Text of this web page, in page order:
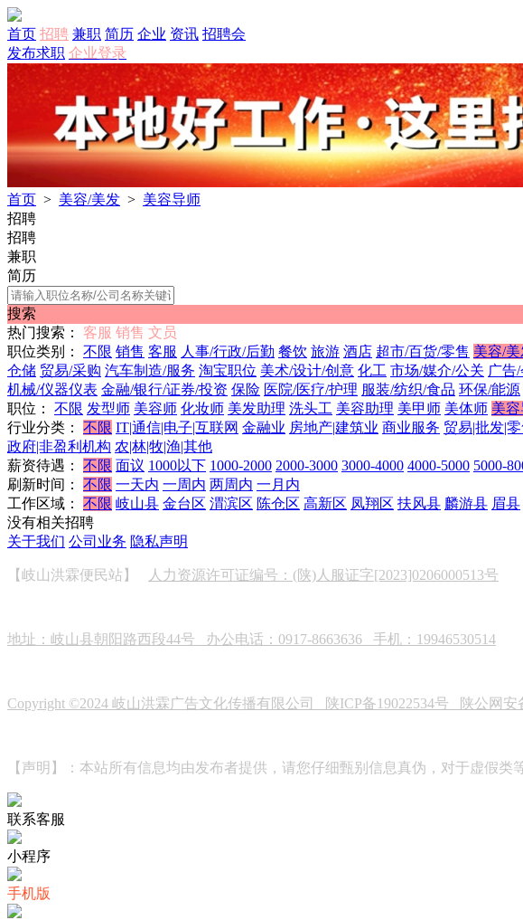
首页 招聘 兼职 简历 企业 资讯 招聘会
发布求职 企业登录
首页 > 美容/美发 > 美容导师
招聘
招聘
兼职
简历
搜索
热门搜索：
客服 销售 文员
职位类别：
不限 销售 客服 人事/行政/后勤 餐饮 旅游 酒店 超市/百货/零售 美容/
仓储 贸易/采购 汽车制造/服务 淘宝职位 美术/设计/创意 化工 市场/媒介/公关 广告
机械/仪器仪表 金融/银行/证券/投资 保险 医院/医疗/护理 服装/纺织/食品 环保/能源
职位：
不限 发型师 美容师 化妆师 美发助理 洗头工 美容助理 美甲师 美体师 美
行业分类：
不限 IT|通信|电子|互联网 金融业 房地产|建筑业 商业服务 贸易|批发|
政府|非盈利机构 农|林|牧|渔|其他
薪资待遇：
不限 面议 1000以下 1000-2000 2000-3000 3000-4000 4000-5000 5000-
刷新时间：
不限 一天内 一周内 两周内 一月内
工作区域：
不限 岐山县 金台区 渭滨区 陈仓区 高新区 凤翔区 扶风县 麟游县 眉县
没有相关招聘
关于我们 公司业务 隐私声明
【岐山洪霖便民站】 人力资源许可证编号：(陕)人服证字[2023]0206000513号
地址：岐山县朝阳路西段44号 办公电话：0917-8663636 手机：19946530514
Copyright ©2024 岐山洪霖广告文化传播有限公司 陕ICP备19022534号 陕公网安
【声明】：本站所有信息均由发布者提供，请您仔细甄别信息真伪，对于虚假类
联系客服
小程序
手机版